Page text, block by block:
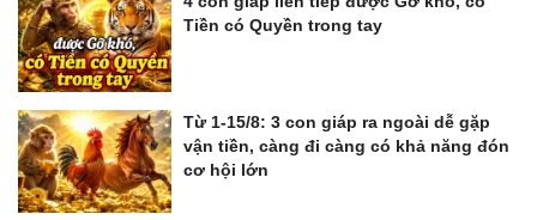
Tiền có Quyền trong tay
Từ 1-15/8: 3 con giáp ra ngoài dễ gặp
vận tiền, càng đi càng có khả năng đón
cơ hội lớn